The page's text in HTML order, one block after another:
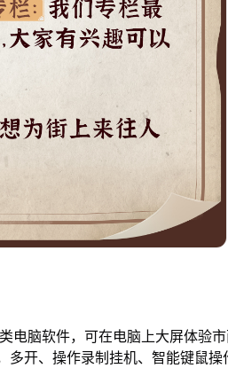
电脑软件，可在电脑上大屏体验
多开、操作录制挂机、智能键鼠操